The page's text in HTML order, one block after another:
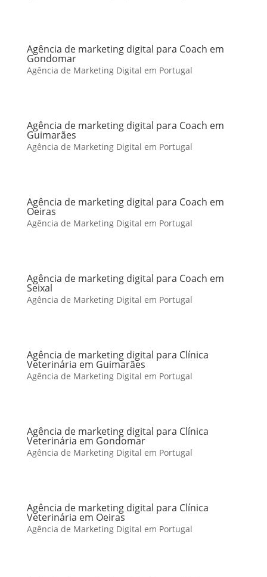
Agência de marketing digital para Coach em
Gondomar
Agência de Marketing Digital em Portugal
Agência de marketing digital para Coach em
Guimarães
Agência de Marketing Digital em Portugal
Agência de marketing digital para Coach em
Oeiras
Agência de Marketing Digital em Portugal
Agência de marketing digital para Coach em
Seixal
Agência de Marketing Digital em Portugal
Agência de marketing digital para Clínica
Veterinária em Guimarães
Agência de Marketing Digital em Portugal
Agência de marketing digital para Clínica
Veterinária em Gondomar
Agência de Marketing Digital em Portugal
Agência de marketing digital para Clínica
Veterinária em Oeiras
Agência de Marketing Digital em Portugal